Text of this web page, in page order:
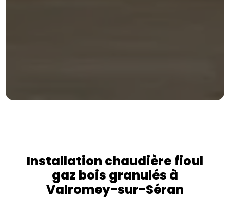
Installation chaudière fioul
gaz bois granulés à
Valromey-sur-Séran